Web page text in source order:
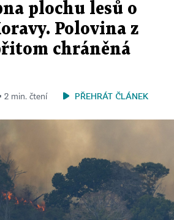
plochu lesů o
Polovina z
chráněná
2 min. čtení PŘEHRÁT ČLÁNEK